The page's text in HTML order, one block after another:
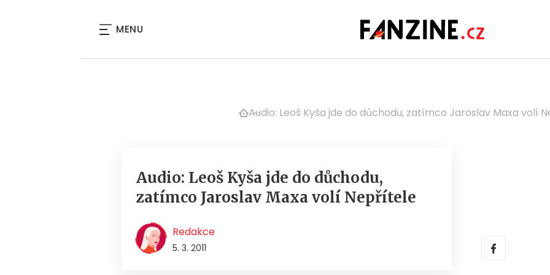
MENU
Audio: Leoš Kyša jde do důchodu, zatímco Jaroslav Maxa volí
Audio: Leoš Kyša jde do důchodu,
zatímco Jaroslav Maxa volí Nepřítele
Redakce
5. 3. 2011